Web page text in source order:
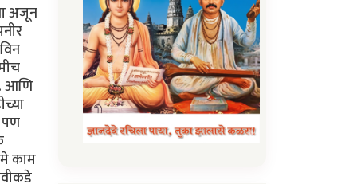
अजून
आणि
पण
काम